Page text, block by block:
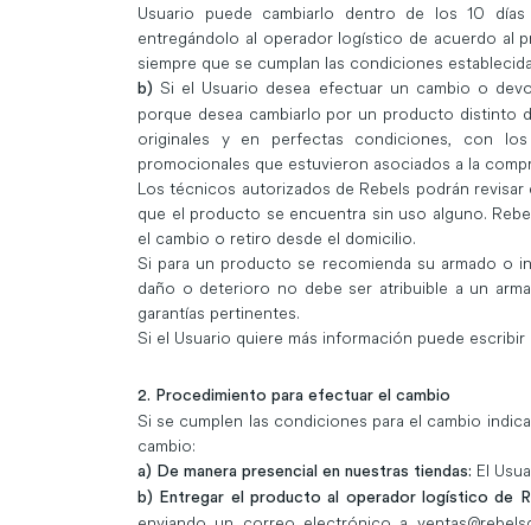
Usuario puede cambiarlo dentro de los 10
entregándolo al operador logístico de acuerdo al
siempre que se cumplan las condiciones
b) Si el Usuario desea efectuar un cambio o
porque desea cambiarlo por un producto distinto
originales y en perfectas condiciones, con
promocionales que estuvieron asociados a la
Los técnicos autorizados de Rebels podrán
que el producto se encuentra sin uso alguno.
el cambio o retiro desde el domicilio.
Si para un producto se recomienda su armado o
daño o deterioro no debe ser atribuible a un
garantías pertinentes.
Si el Usuario quiere más información puede
2. Procedimiento para efectuar el cambio
Si se cumplen las condiciones para el cambio
cambio:
a) De manera presencial en nuestras tiendas: El
b) Entregar el producto al operador logístico de